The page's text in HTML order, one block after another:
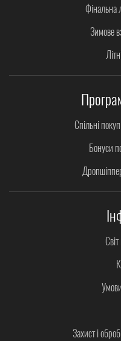
Фінальна
Зимове
Спільні
Бонуси
Захист і